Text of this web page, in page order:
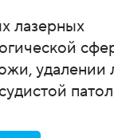
лазерных